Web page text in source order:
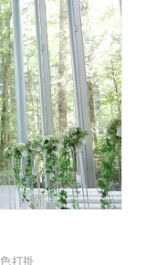
色打掛